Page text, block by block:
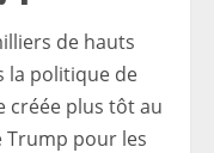
de hauts
la politique de
créée plus tôt au
Trump pour les